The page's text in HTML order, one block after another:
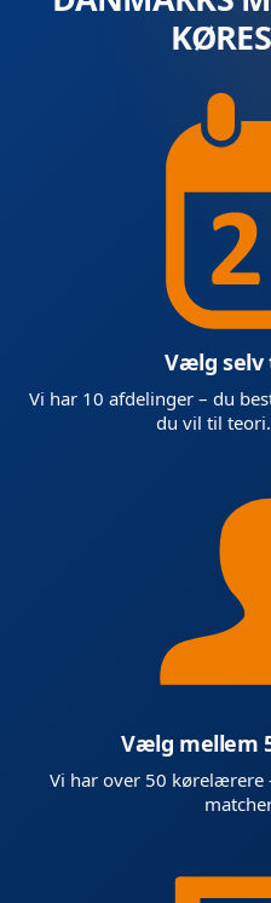
Vælg selv
Vi har 10 afdelinger – du
du vil til
Vælg mellem
Vi har over 50 kørelærere